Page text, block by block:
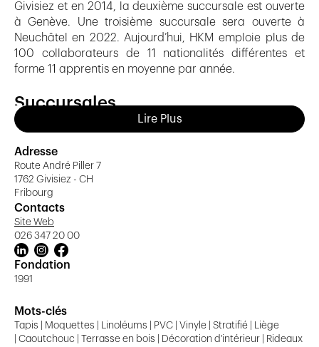
Givisiez et en 2014, la deuxième succursale est ouverte
à Genève. Une troisième succursale sera ouverte à
Neuchâtel en 2022. Aujourd’hui, HKM emploie plus de
100 collaborateurs de 11 nationalités différentes et
forme 11 apprentis en moyenne par année.
Succursales
HKM SA
Rte André Piller 7
1762 Givisiez
T.: 026 347 20 00
info@hkm.ch
VAUD
Ch. de Longemarlaz 6
1023 Crissier
T.: 021 510 20 20
Lire Plus
Adresse
Route André Piller 7
1762 Givisiez - CH
Fribourg
Contacts
Site Web
026 347 20 00
Fondation
1991
Mots-clés
Tapis | Moquettes | Linoléums | PVC | Vinyle | Stratifié | Liège
| Caoutchouc | Terrasse en bois | Décoration d'intérieur | Rideaux